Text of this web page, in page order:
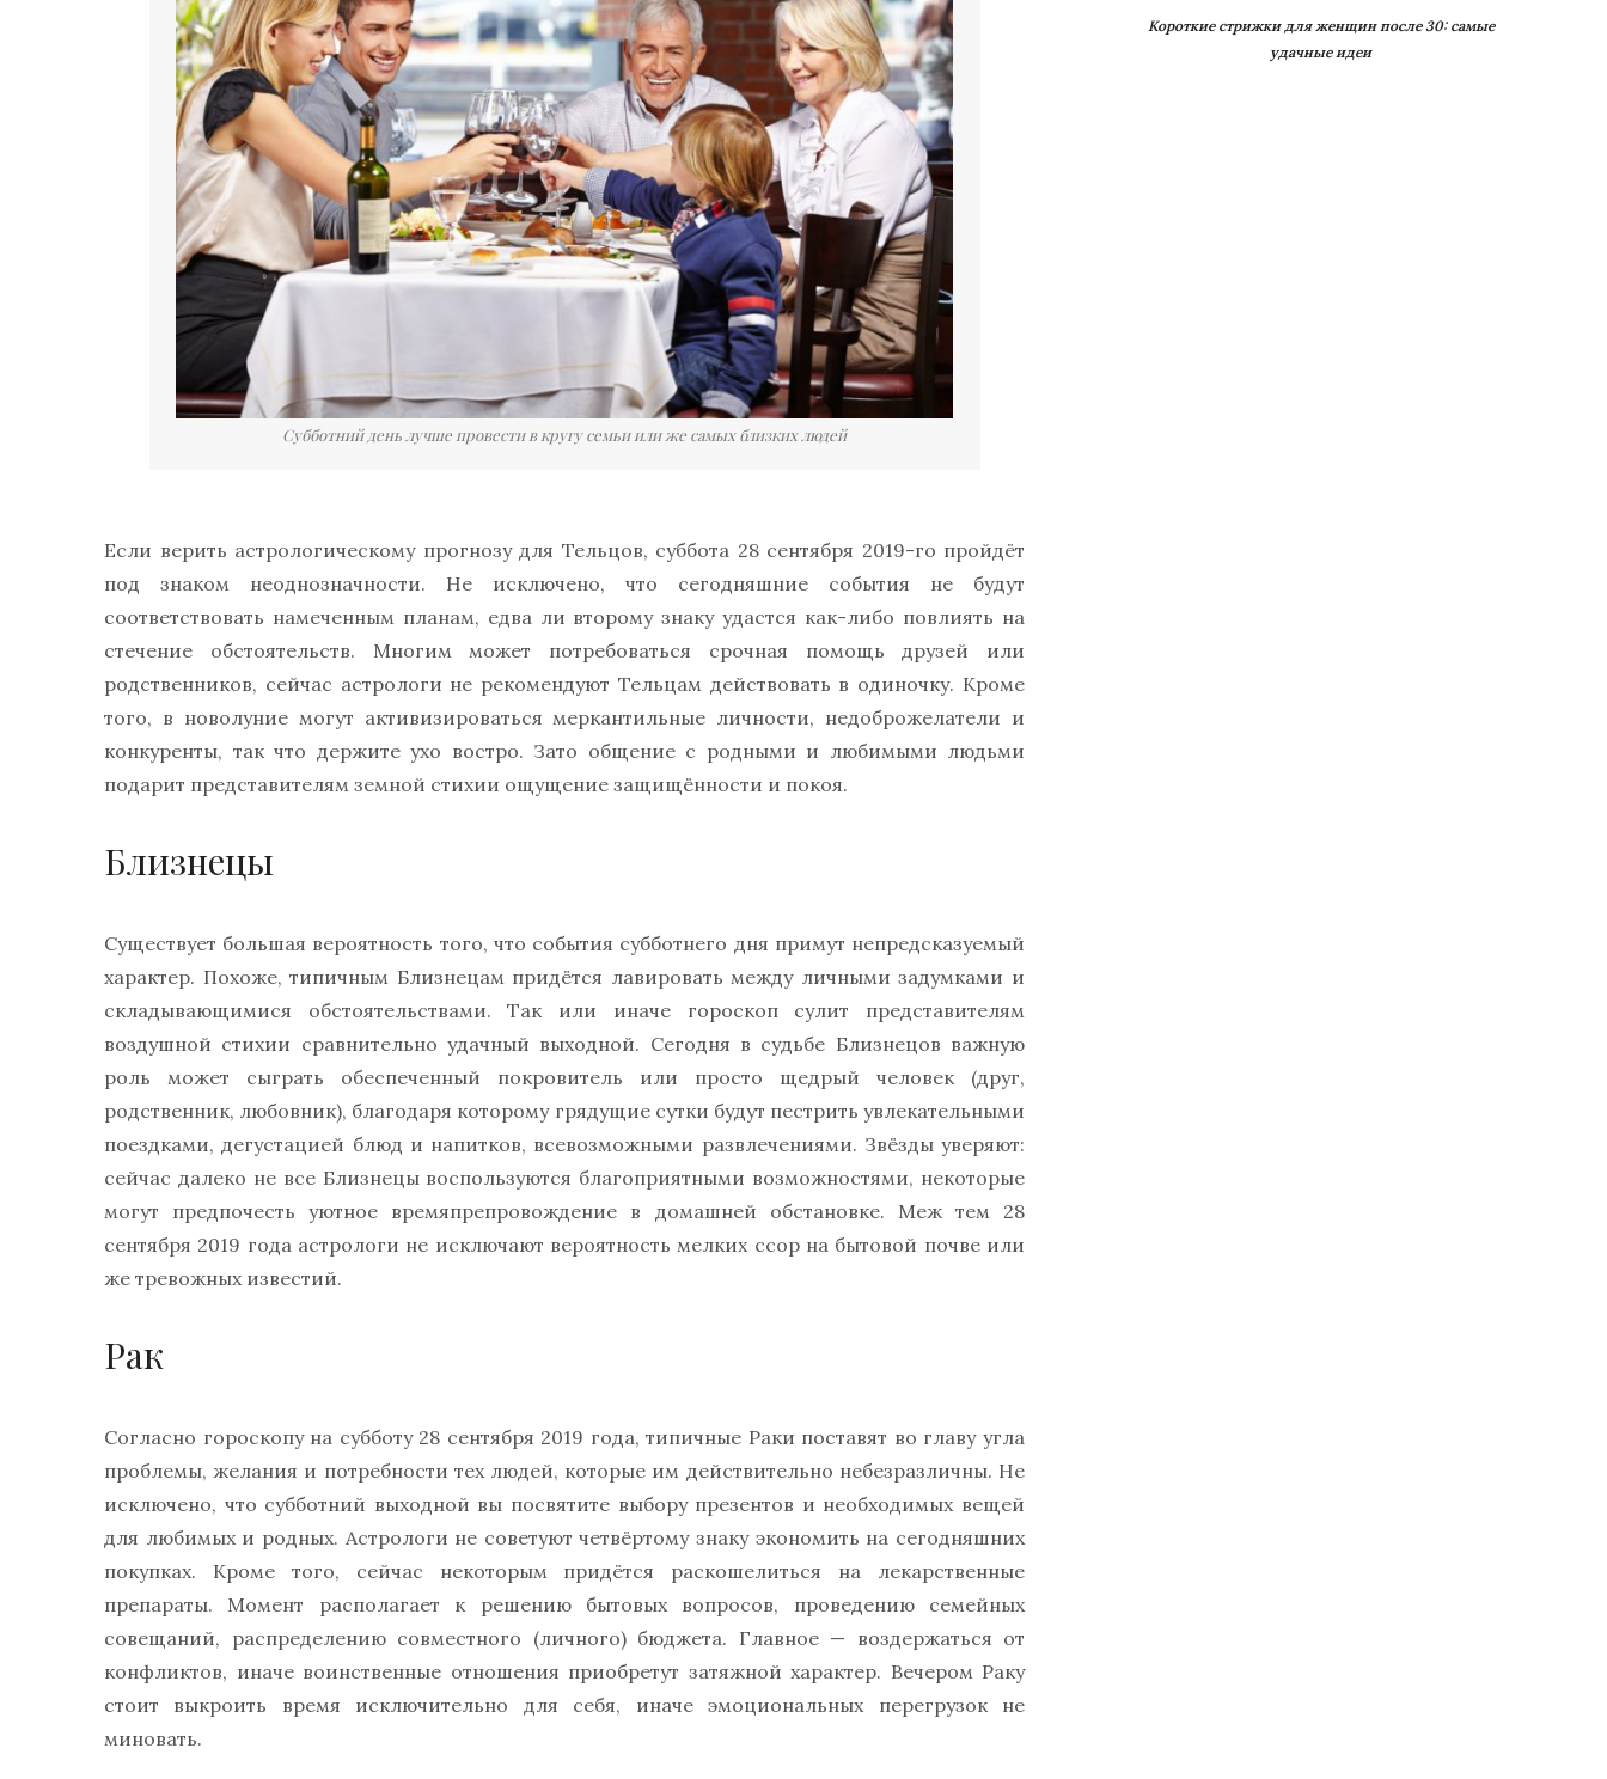
Субботний день лучше провести в кругу семьи или же самых близких людей
Если верить астрологическому прогнозу для Тельцов, суббота 28 сентября 2019-го пройдёт
под знаком неоднозначности. Не исключено, что сегодняшние события не будут
соответствовать намеченным планам, едва ли второму знаку удастся как-либо повлиять на
стечение обстоятельств. Многим может потребоваться срочная помощь друзей или
родственников, сейчас астрологи не рекомендуют Тельцам действовать в одиночку. Кроме
того, в новолуние могут активизироваться меркантильные личности, недоброжелатели и
конкуренты, так что держите ухо востро. Зато общение с родными и любимыми людьми
подарит представителям земной стихии ощущение защищённости и покоя.
Близнецы
Существует большая вероятность того, что события субботнего дня примут непредсказуемый
характер. Похоже, типичным Близнецам придётся лавировать между личными задумками и
складывающимися обстоятельствами. Так или иначе гороскоп сулит представителям
воздушной стихии сравнительно удачный выходной. Сегодня в судьбе Близнецов важную
роль может сыграть обеспеченный покровитель или просто щедрый человек (друг,
родственник, любовник), благодаря которому грядущие сутки будут пестрить увлекательными
поездками, дегустацией блюд и напитков, всевозможными развлечениями. Звёзды уверяют:
сейчас далеко не все Близнецы воспользуются благоприятными возможностями, некоторые
могут предпочесть уютное времяпрепровождение в домашней обстановке. Меж тем 28
сентября 2019 года астрологи не исключают вероятность мелких ссор на бытовой почве или
же тревожных известий.
Рак
Согласно гороскопу на субботу 28 сентября 2019 года, типичные Раки поставят во главу угла
проблемы, желания и потребности тех людей, которые им действительно небезразличны. Не
исключено, что субботний выходной вы посвятите выбору презентов и необходимых вещей
для любимых и родных. Астрологи не советуют четвёртому знаку экономить на сегодняшних
покупках. Кроме того, сейчас некоторым придётся раскошелиться на лекарственные
препараты. Момент располагает к решению бытовых вопросов, проведению семейных
совещаний, распределению совместного (личного) бюджета. Главное — воздержаться от
конфликтов, иначе воинственные отношения приобретут затяжной характер. Вечером Раку
стоит выкроить время исключительно для себя, иначе эмоциональных перегрузок не
миновать.
Короткие стрижки для женщин после 30: самые
удачные идеи